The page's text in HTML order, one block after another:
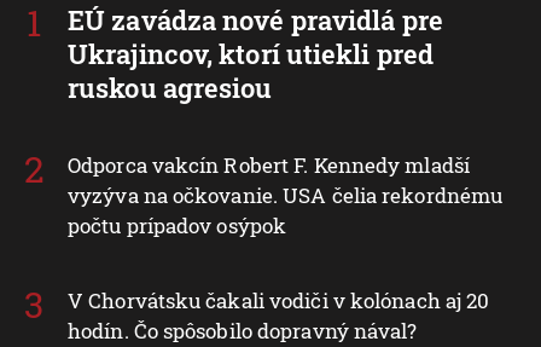
EÚ zavádza nové pravidlá pre
Ukrajincov, ktorí utiekli pred
ruskou agresiou
Odporca vakcín Robert F. Kennedy mladší
vyzýva na očkovanie. USA čelia rekordnému
počtu prípadov osýpok
V Chorvátsku čakali vodiči v kolónach aj 20
hodín. Čo spôsobilo dopravný nával?